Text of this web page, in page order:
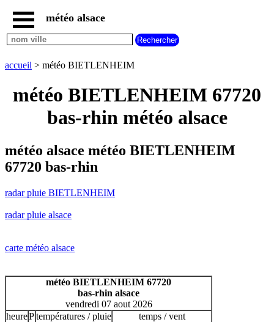
accueil
radar
BIETLENHEIM
météo
alsace
carte
météo
météo
H
I J K L M
N
T
U
V
W X Y Z
météo alsace
accueil > météo BIETLENHEIM
météo BIETLENHEIM 67720
bas-rhin météo alsace
météo alsace météo BIETLENHEIM
67720 bas-rhin
radar pluie BIETLENHEIM
radar pluie alsace
carte météo alsace
météo BIETLENHEIM 67720
bas-rhin alsace
vendredi 07 aout 2026
heurePtempératures / pluie temps / vent